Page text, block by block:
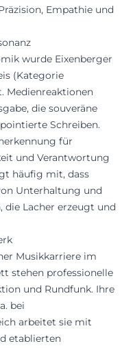
Empathie und
wurde Eixenberger
(Kategorie
Medienreaktionen
die souveräne
Schreiben.
für
und Verantwortung
häufig mit, dass
Unterhaltung und
die Lacher erzeugt und
Musikkarriere im
stehen professionelle
und Rundfunk. Ihre
bei
arbeitet sie mit
etablierten